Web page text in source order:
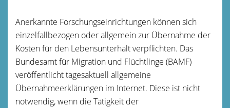
Anerkannte Forschungseinrichtungen können sich
einzelfallbezogen oder allgemein zur Übernahme der
Kosten für den Lebensunterhalt verpflichten. Das
Bundesamt für Migration und Flüchtlinge (BAMF)
veröffentlicht tagesaktuell allgemeine
Übernahmeerklärungen im Internet. Diese ist nicht
notwendig, wenn die Tätigkeit der